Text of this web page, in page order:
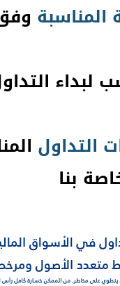
المناسبة
لبداء
التداول
بنا